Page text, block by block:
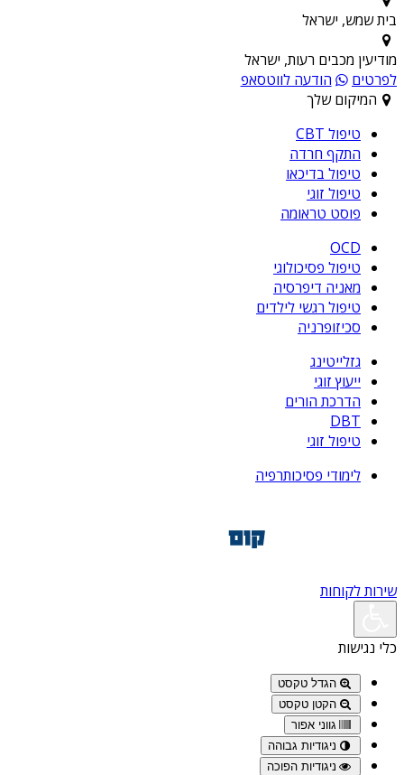
בית שמש, ישראל
מודיעין מכבים רעות, ישראל
לפרטים
הודעה לווטסאפ
המיקום שלך
טיפול CBT
התקף חרדה
טיפול בדיכאו
טיפול זוגי
פוסט טראומה
OCD
טיפול פסיכולוגי
מאניה דיפרסיה
טיפול רגשי לילדים
סכיזופרניה
גזלייטינג
ייעוץ זוגי
הדרכת הורים
DBT
טיפול זוגי
לימודי פסיכותרפיה
שירות לקוחות
כלי נגישות
הגדל טקסט
הקטן טקסט
גווני אפור
ניגודיות גבוהה
ניגודיות הפוכה